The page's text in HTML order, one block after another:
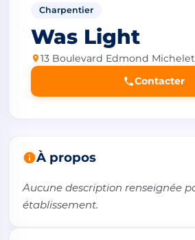
Charpentier
Was Light
13 Boulevard Edmond
Contacter
À propos
Aucune description renseignée
établissement.